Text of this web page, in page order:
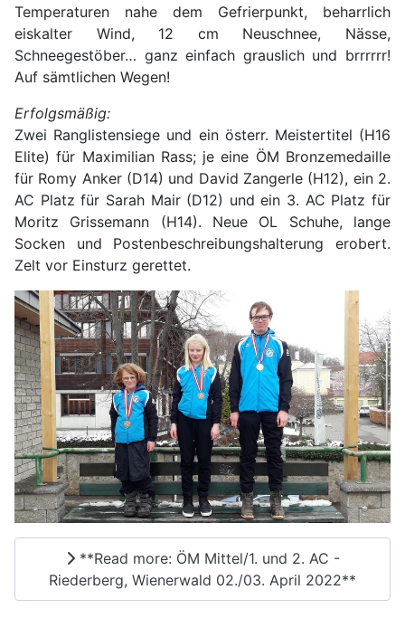
Temperaturen nahe dem Gefrierpunkt, beharrlich
eiskalter Wind, 12 cm Neuschnee, Nässe,
Schneegestöber… ganz einfach grauslich und brrrrrr!
Auf sämtlichen Wegen!
Erfolgsmäßig:
Zwei Ranglistensiege und ein österr. Meistertitel (H16
Elite) für Maximilian Rass; je eine ÖM Bronzemedaille
für Romy Anker (D14) und David Zangerle (H12), ein 2.
AC Platz für Sarah Mair (D12) und ein 3. AC Platz für
Moritz Grissemann (H14). Neue OL Schuhe, lange
Socken und Postenbeschreibungshalterung erobert.
Zelt vor Einsturz gerettet.
**Read more: ÖM Mittel/1. und 2. AC -
Riederberg, Wienerwald 02./03. April 2022**